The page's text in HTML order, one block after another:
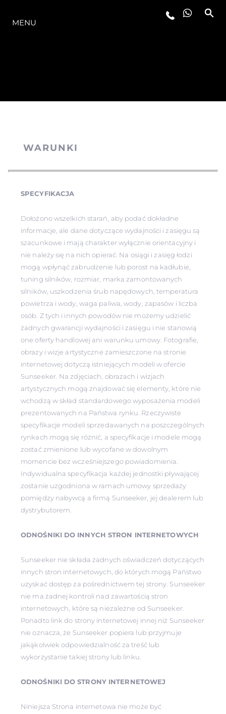
MENU
WARUNKI
SPECYFIKACJA
Dołożono wszelkich starań, aby podać dokładne
informacje, ale dane dotyczące wydajności i zasięgu są
szacunkowe i mają charakter wyłącznie orientacyjny i
nie należy się na nich opierać. Na osiągi i zasięg łodzi
mogą wpłynąć zabrudzenie lub porost na kadłubie,
tuning silników, rozmiar, marka zamontowanych
silników, uszkodzenia śrub napędowych, temperatura
powietrza i wody, waga paliwa, wody, zapasów i liczba
osób. Z tych i innych powodów nie możemy udzielić
żadnych gwarancji wydajności i zasięgu i nie stanowią
one oferty handlowej ani warunku umowy. Fotografie,
obrazy i wizje artystyczne zamieszczone na stronie
internetowej dotyczą istniejących modeli w ofercie
Sunseeker. Na zdjęciach, obrazach i wizjach
artystycznych mogą znajdować się elementy, które nie
wchodzą w skład standardowego wyposażenia modeli
prezentowanych na Państwa rynku. Rzeczywiste
specyfikacje modeli sprzedawanych na poszczególnych
rynkach mogą się różnić, a specyfikacje i modele mogą
zostać zmienione lub wycofane w dowolnym
momencie bez wcześniejszego powiadomienia.
Indywidualna specyfikacja każdej jednostki pływającej
zostanie uzgodniona w ramach umowy sprzedaży
pomiędzy nabywcą a firmą Sunseeker, jej dealerem lub
dystrybutorem.
ODNOŚNIKI DO INNYCH STRON INTERNETOWYCH
Sunseeker nie składa żadnych oświadczeń dotyczących
innych stron internetowych, do których mogą Państwo
uzyskać dostęp za pośrednictwem tej strony. Sunseeker
nie ma żadnej kontroli nad zawartością stron
internetowych, które są niezależne od Sunseeker.
Ponadto link do strony internetowej innej niż Sunseeker
nie oznacza, że Sunseeker popiera lub przyjmuje
jakąkolwiek odpowiedzialność za treść lub
wykorzystanie takiej strony lub linku.
ODNOŚNIKI DO STRONY INTERNETOWEJ
Niniejsza Strona internetowa nie może być